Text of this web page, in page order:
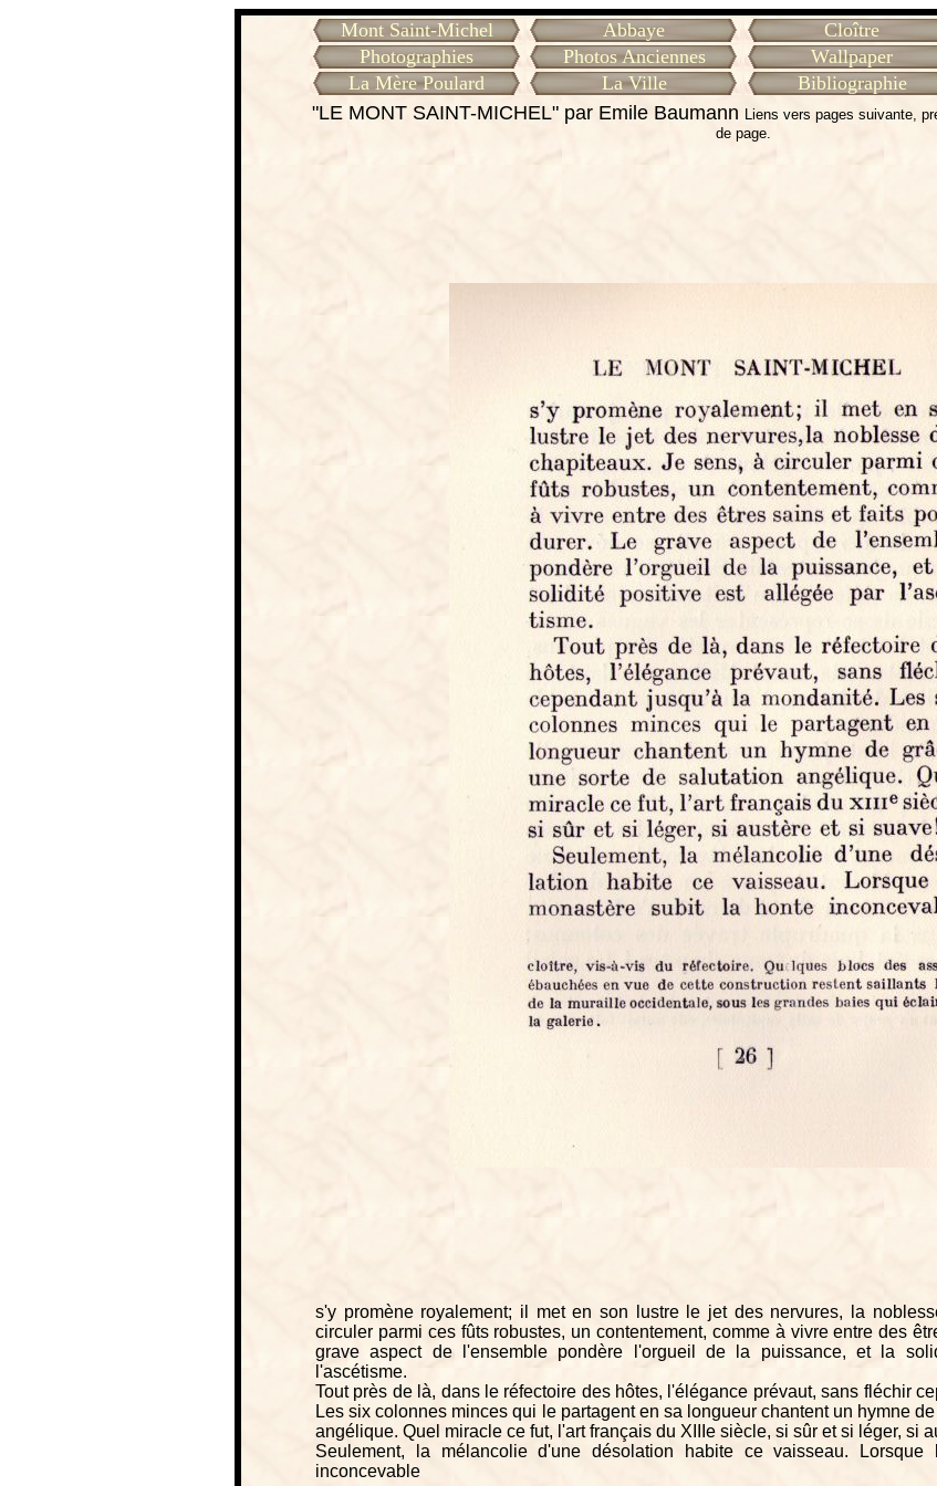
Mont Saint-Michel Abbaye Cloître
Photographies
Photos Anciennes Wallpaper
La Mère Poulard
La Ville Bibliographie
"LE MONT SAINT-MICHEL" par Emile Baumann Liens vers pages suivante,
de page.
s'y promène royalement; il met en son lustre le jet des nervures, la
circuler parmi ces fûts robustes, un contentement, comme à vivre entre des
grave aspect de l'ensemble pondère l'orgueil de la puissance, et la
l'ascétisme.
Tout près de là, dans le réfectoire des hôtes, l'élégance prévaut, sans fléchir
Les six colonnes minces qui le partagent en sa longueur chantent un hymne
angélique. Quel miracle ce fut, l'art français du XIIIe siècle, si sûr et si léger, si
Seulement, la mélancolie d'une désolation habite ce vaisseau.
inconcevable